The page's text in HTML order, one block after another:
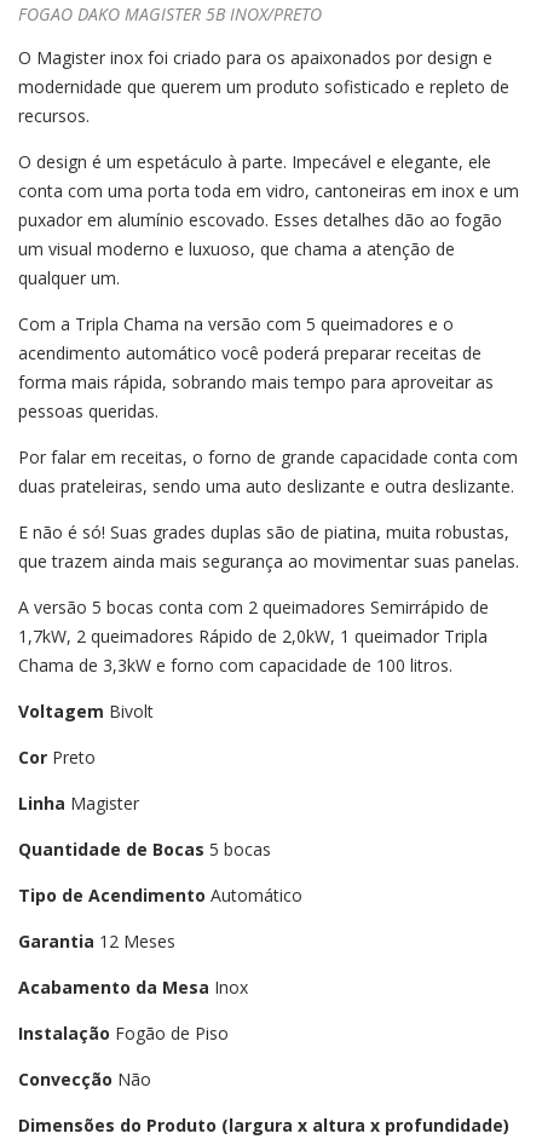
FOGAO DAKO MAGISTER 5B INOX/PRETO
O Magister inox foi criado para os apaixonados por design e
modernidade que querem um produto sofisticado e repleto de
recursos.
O design é um espetáculo à parte. Impecável e elegante, ele
conta com uma porta toda em vidro, cantoneiras em inox e um
puxador em alumínio escovado. Esses detalhes dão ao fogão
um visual moderno e luxuoso, que chama a atenção de
qualquer um.
Com a Tripla Chama na versão com 5 queimadores e o
acendimento automático você poderá preparar receitas de
forma mais rápida, sobrando mais tempo para aproveitar as
pessoas queridas.
Por falar em receitas, o forno de grande capacidade conta com
duas prateleiras, sendo uma auto deslizante e outra deslizante.
E não é só! Suas grades duplas são de piatina, muita robustas,
que trazem ainda mais segurança ao movimentar suas panelas.
A versão 5 bocas conta com 2 queimadores Semirrápido de
1,7kW, 2 queimadores Rápido de 2,0kW, 1 queimador Tripla
Chama de 3,3kW e forno com capacidade de 100 litros.
Voltagem Bivolt
Cor Preto
Linha Magister
Quantidade de Bocas 5 bocas
Tipo de Acendimento Automático
Garantia 12 Meses
Acabamento da Mesa Inox
Instalação Fogão de Piso
Convecção Não
Dimensões do Produto (largura x altura x profundidade)